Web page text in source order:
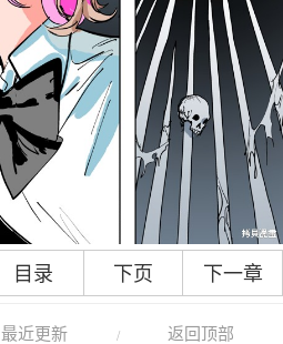
目录 下页 下一章
最近更新 / 返回顶部